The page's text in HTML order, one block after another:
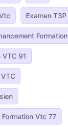
Examen T3P
Formation
VTC 91
Formation Vtc 77